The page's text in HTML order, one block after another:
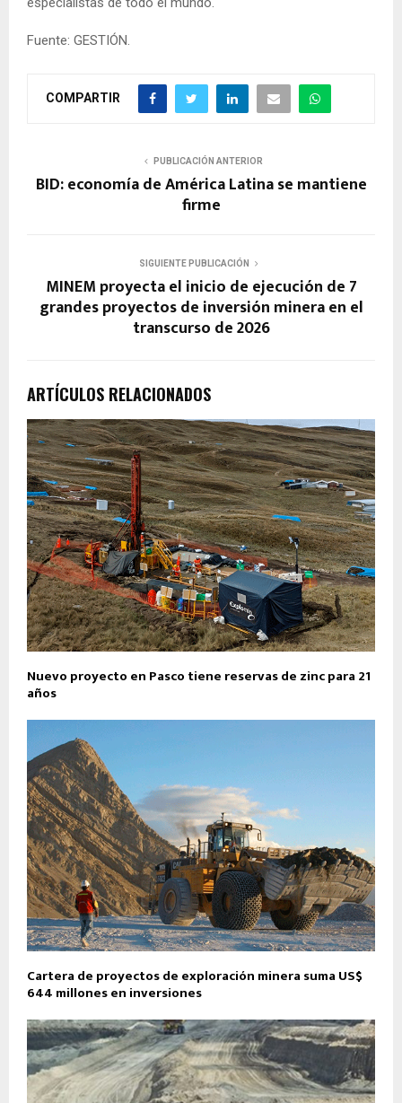
Fuente: GESTIÓN.
COMPARTIR
PUBLICACIÓN ANTERIOR
BID: economía de América Latina se mantiene
firme
SIGUIENTE PUBLICACIÓN
MINEM proyecta el inicio de ejecución de 7
grandes proyectos de inversión minera en el
transcurso de 2026
ARTÍCULOS RELACIONADOS
Nuevo proyecto en Pasco tiene reservas de zinc para 21
años
Cartera de proyectos de exploración minera suma US$
644 millones en inversiones